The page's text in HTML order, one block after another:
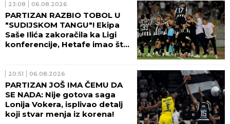
23:08 06.08.2026
PARTIZAN RAZBIO TOBOL U
"SUDIJSKOM TANGU"! Ekipa
Saše Ilića zakoračila ka Ligi
konferencije, Hetafe imao šta
20:51 06.08.2026
PARTIZAN JOŠ IMA ČEMU DA
SE NADA: Nije gotova saga
Lonija Vokera, isplivao detalj
koji stvar menja iz korena!